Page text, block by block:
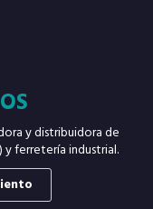
y distribuidora de
ferretería industrial.